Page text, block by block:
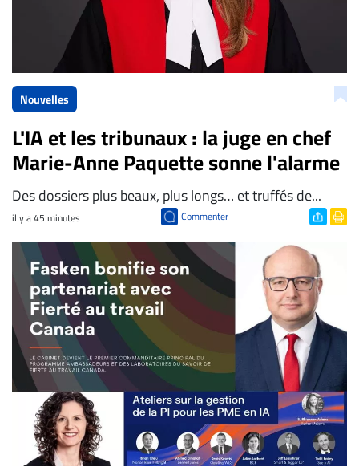
Nouvelles
L'IA et les tribunaux : la juge en chef
Marie-Anne Paquette sonne l'alarme
Des dossiers plus beaux, plus longs… et truffés de...
il y a 45 minutes Commenter